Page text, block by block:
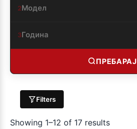
2Модел
3Година
ПРЕБАРАЈ
Filters
Showing 1–12 of 17 results